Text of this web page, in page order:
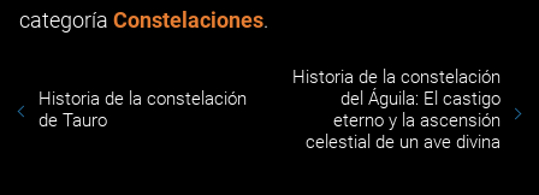
categoría Constelaciones.
Historia de la constelación
de Tauro
Historia de la constelación
del Águila: El castigo
eterno y la ascensión
celestial de un ave divina